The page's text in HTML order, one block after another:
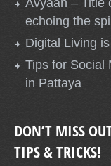
Avyaan – Title
echoing the
Digital Living
Tips for Social
in Pattaya
DON’T MISS
TIPS & TRICKS!